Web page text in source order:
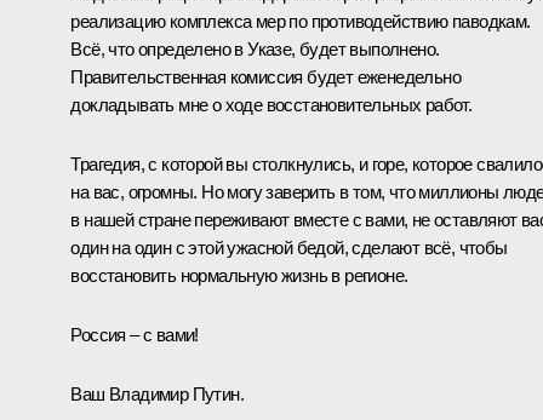
реализацию комплекса мер по противодействию паводкам.
Всё, что определено в Указе, будет выполнено.
Правительственная комиссия будет еженедельно
докладывать мне о ходе восстановительных работ.
Трагедия, с которой вы столкнулись, и горе, которое
на вас, огромны. Но могу заверить в том, что миллионы
в нашей стране переживают вместе с вами, не оставляют
один на один с этой ужасной бедой, сделают всё, чтобы
восстановить нормальную жизнь в регионе.
Россия – с вами!
Ваш Владимир Путин.